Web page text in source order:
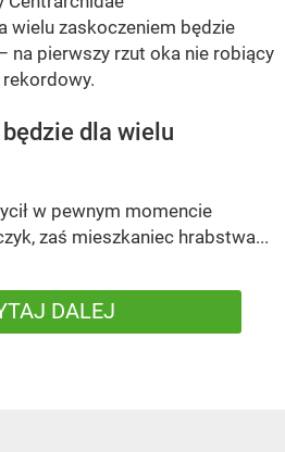
wielu zaskoczeniem będzie
na pierwszy rzut oka nie robiący
będzie dla wielu
w pewnym momencie
zaś mieszkaniec hrabstwa...
DALEJ